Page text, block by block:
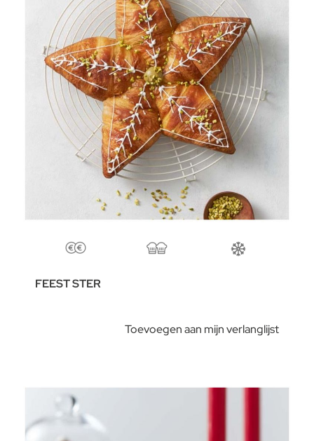
FEEST STER
Toevoegen aan mijn verlanglijst